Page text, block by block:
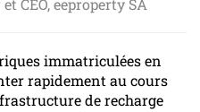
CEO, eeproperty SA
immatriculées en
rapidement au cours
de recharge